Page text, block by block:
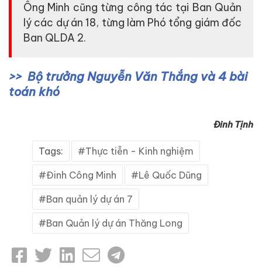
Ông Minh cũng từng công tác tại Ban Quản
lý các dự án 18, từng làm Phó tổng giám đốc
Ban QLDA 2.
Bộ trưởng Nguyễn Văn Thắng và 4 bài
toán khó
Đinh Tịnh
Tags: Thực tiễn - Kinh nghiệm
Đinh Công Minh Lê Quốc Dũng
Ban quản lý dự án 7
Ban Quản lý dự án Thăng Long